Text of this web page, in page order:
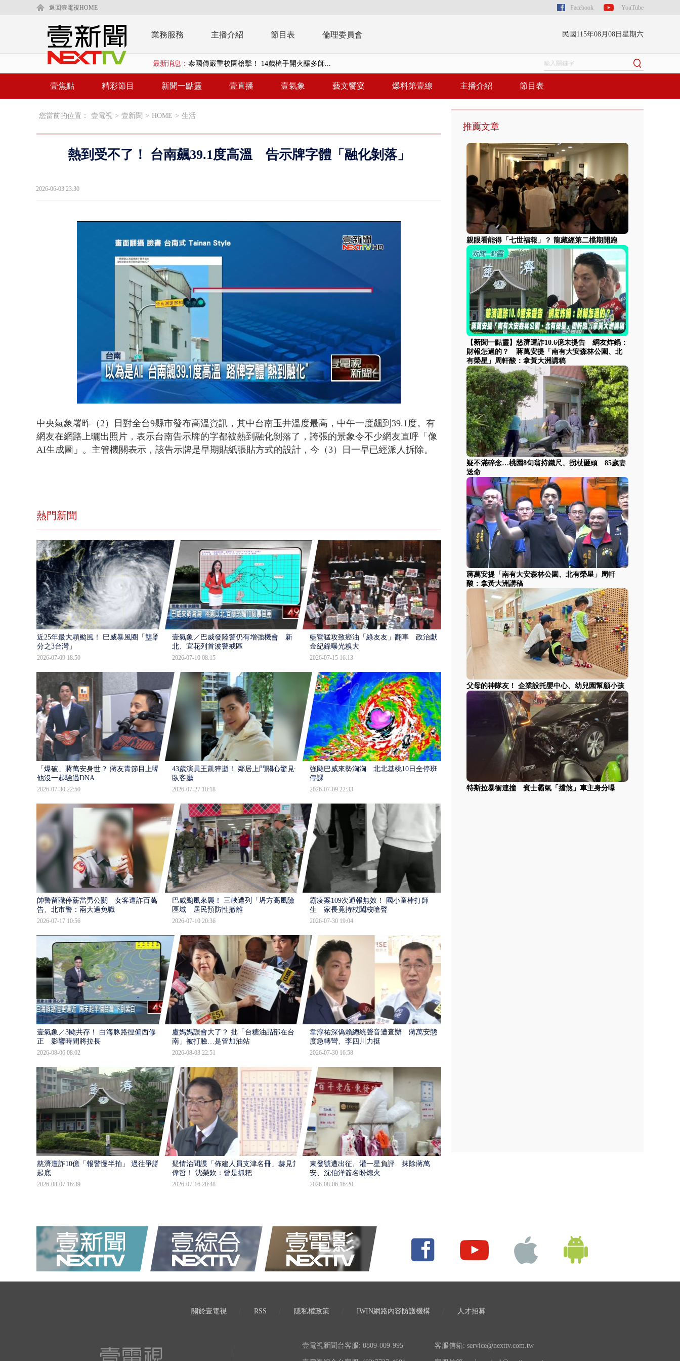
返回壹電視HOME Facebook YouTube
業務服務 主播介紹 節目表 倫理委員會 民國115年08月08日星期六
最新消息： 中聯毒油20%下架標準惹議 傳石崇良、姜至...
【新聞一點靈】慈濟遭詐10.6億未提告 網友...
泰國傳嚴重校園槍擊！ 14歲槍手開火釀多師...
壹焦點 精彩節目 新聞一點靈 壹直播 壹氣象 藝文饗宴 爆料第壹線 主播介紹 節目表
您當前的位置： 壹電視 > 壹新聞 > HOME > 生活
熱到受不了！ 台南飆39.1度高溫 告示牌字體「融化剝落」
2026-06-03 23:30
Unmute Loaded
46.31%
中央氣象署昨（2）日對全台9縣市發布高溫資訊，其中台南玉井溫度最高，中午一度飆到39.1度。有
網友在網路上曬出照片，表示台南告示牌的字都被熱到融化剝落了，誇張的景象令不少網友直呼「像
AI生成圖」。主管機關表示，該告示牌是早期貼紙張貼方式的設計，今（3）日一早已經派人拆除。
熱門新聞
近25年最大顆颱風！ 巴威暴風圈「壟罩4
分之3台灣」
2026-07-09 18:50
壹氣象／巴威發陸警仍有增強機會 新
北、宜花列首波警戒區
2026-07-10 08:15
藍營猛攻致癌油「綠友友」翻車 政治獻
金紀錄曝光糗大
2026-07-15 16:13
「爆破」蔣萬安身世？ 蔣友青節目上曝：
他沒一起驗過DNA
2026-07-30 22:50
43歲演員王凱猝逝！ 鄰居上門關心驚見倒
臥客廳
2026-07-27 10:18
強颱巴威來勢洶洶 北北基桃10日全停班
停課
2026-07-09 22:33
帥警留職停薪當男公關 女客遭詐百萬提
告、北市警：兩大過免職
2026-07-17 10:56
巴威颱風來襲！ 三峽遭列「坍方高風險」
區域 居民預防性撤離
2026-07-10 20:36
霸凌案109次通報無效！ 國小童棒打師
生 家長竟持杖闖校嗆聲
2026-07-30 19:04
壹氣象／3颱共存！ 白海豚路徑偏西修
正 影響時間將拉長
2026-08-06 08:02
盧媽媽誤會大了？ 批「台糖油品部在台
南」被打臉…是管加油站
2026-08-03 22:51
韋淳祐深偽賴總統聲音遭查辦 蔣萬安態
度急轉彎、李四川力挺
2026-07-30 16:58
慈濟遭詐10億「報警慢半拍」 過往爭議遭
起底
2026-08-07 16:39
疑情治間諜「佈建人員支津名冊」赫見黃
偉哲！ 沈榮欽：曾是抓耙
2026-07-16 20:48
東發號遭出征、灌一星負評 抹除蔣萬
安、沈伯洋簽名盼熄火
2026-08-06 16:20
推薦文章
親眼看能得「七世福報」？ 龍藏經第二檔期開跑
【新聞一點靈】慈濟遭詐10.6億未提告 網友炸鍋：
財報怎過的？ 蔣萬安提「南有大安森林公園、北
有榮星」周軒酸：拿黃大洲講稿
疑不滿碎念…桃園8旬翁持鐵尺、拐杖砸頭 85歲妻
送命
蔣萬安提「南有大安森林公園、北有榮星」周軒
酸：拿黃大洲講稿
父母的神隊友！ 企業設托嬰中心、幼兒園幫顧小孩
特斯拉暴衝連撞 賓士霸氣「擋煞」車主身分曝
關於壹電視 RSS 隱私權政策 IWIN網路內容防護機構 人才招募
壹電視新聞台客服: 0809-009-995 客服信箱: service@nexttv.com.tw